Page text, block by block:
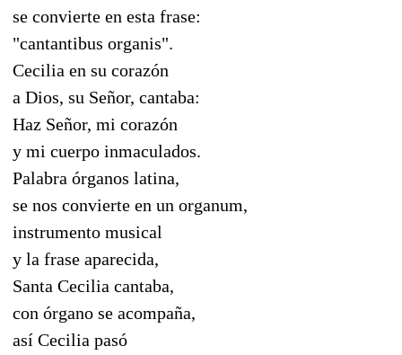
se convierte en esta frase:
"cantantibus organis".
Cecilia en su corazón
a Dios, su Señor, cantaba:
Haz Señor, mi corazón
y mi cuerpo inmaculados.
Palabra órganos latina,
se nos convierte en un organum,
instrumento musical
y la frase aparecida,
Santa Cecilia cantaba,
con órgano se acompaña,
así Cecilia pasó